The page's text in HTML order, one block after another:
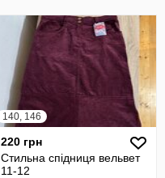
140, 146
220 грн
Стильна спідниця вельвет
11-12